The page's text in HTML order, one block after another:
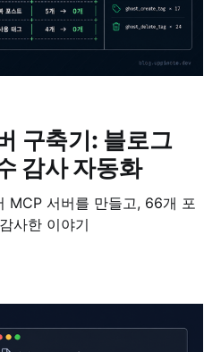
구축기: 블로그
감사 자동화
MCP 서버를 만들고, 66개 포
사한 이야기